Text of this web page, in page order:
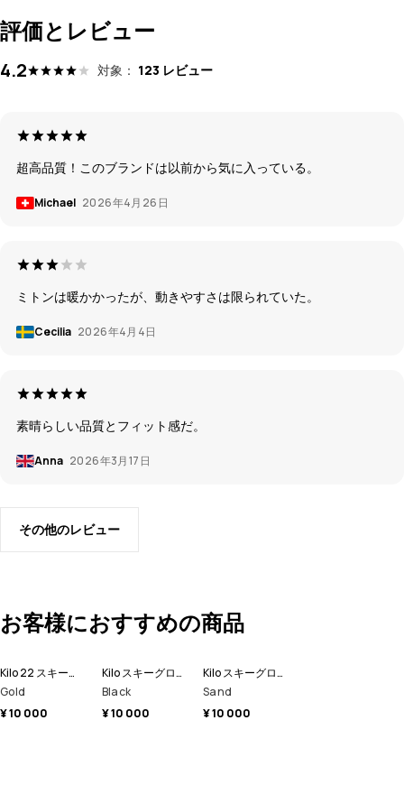
評価とレビュー
4.2 対象： 123 レビュー
超高品質！このブランドは以前から気に入っている。
Michael 2026年4月26日
ミトンは暖かかったが、動きやすさは限られていた。
Cecilia 2026年4月4日
素晴らしい品質とフィット感だ。
Anna 2026年3月17日
その他のレビュー
お客様におすすめの商品
Kilo 22 スキーグローブ
Gold
¥ 10 000
Kilo スキーグローブ
Black
¥ 10 000
Kilo スキーグローブ
Sand
¥ 10 000